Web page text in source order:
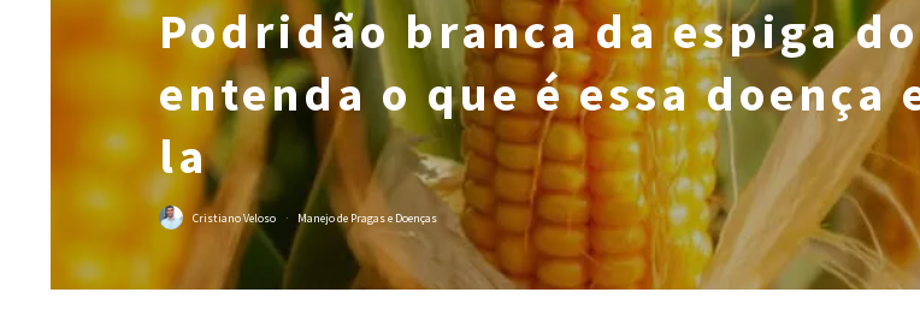
Podridão branca da espiga
entenda o que é essa doença
la
Cristiano Veloso · Manejo de Pragas e Doenças